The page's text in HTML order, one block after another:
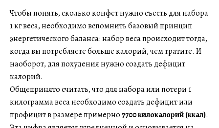
Чтобы понять, сколько конфет нужно съесть для набора
1 кг веса, необходимо вспомнить базовый принцип
энергетического баланса: набор веса происходит тогда,
когда вы потребляете больше калорий, чем тратите. И
наоборот, для похудения нужно создать дефицит
калорий.
Общепринято считать, что для набора или потери 1
килограмма веса необходимо создать дефицит или
профицит в размере примерно7700 килокалорий (ккал).